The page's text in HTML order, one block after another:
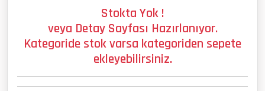
Stokta Yok !
veya Detay Sayfası Hazırlanıyor.
Kategoride stok varsa kategoriden sepete
ekleyebilirsiniz.